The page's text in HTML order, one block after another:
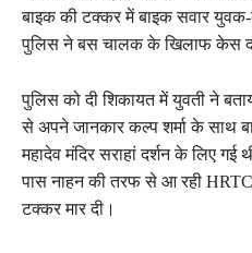
बाइक की टक्कर में बाइक सवार
पुलिस ने बस चालक के खिलाफ केस
पुलिस को दी शिकायत में युवती ने
से अपने जानकार कल्प शर्मा के साथ
महादेव मंदिर सराहां दर्शन के लिए
पास नाहन की तरफ से आ रही
टक्कर मार दी।